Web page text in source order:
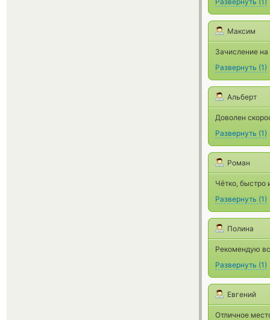
Максим
Зачисление
Развернуть (1)
Альберт
Доволен
Развернуть (1)
Роман
Чётко, быстро
Развернуть (1)
Полина
Рекомендую
Развернуть (1)
Евгений
Отличное